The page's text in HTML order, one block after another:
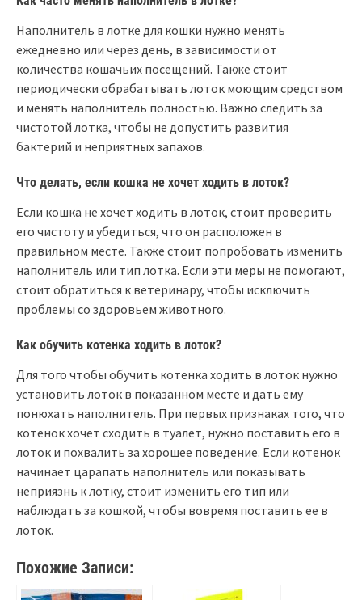
Наполнитель в лотке для кошки нужно менять
ежедневно или через день, в зависимости от
количества кошачьих посещений. Также стоит
периодически обрабатывать лоток моющим средством
и менять наполнитель полностью. Важно следить за
чистотой лотка, чтобы не допустить развития
бактерий и неприятных запахов.
Что делать, если кошка не хочет ходить в лоток?
Если кошка не хочет ходить в лоток, стоит проверить
его чистоту и убедиться, что он расположен в
правильном месте. Также стоит попробовать изменить
наполнитель или тип лотка. Если эти меры не помогают,
стоит обратиться к ветеринару, чтобы исключить
проблемы со здоровьем животного.
Как обучить котенка ходить в лоток?
Для того чтобы обучить котенка ходить в лоток нужно
установить лоток в показанном месте и дать ему
понюхать наполнитель. При первых признаках того, что
котенок хочет сходить в туалет, нужно поставить его в
лоток и похвалить за хорошее поведение. Если котенок
начинает царапать наполнитель или показывать
неприязнь к лотку, стоит изменить его тип или
наблюдать за кошкой, чтобы вовремя поставить ее в
лоток.
Похожие Записи: